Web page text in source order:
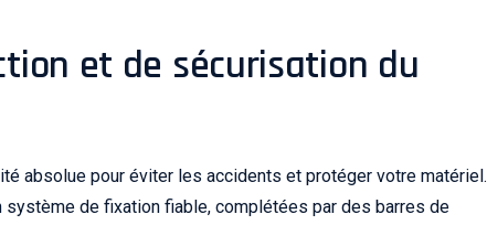
et de sécurisation du
absolue pour éviter les accidents et protéger votre matériel.
système de fixation fiable, complétées par des barres de